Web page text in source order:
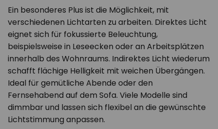
Ein besonderes Plus ist die Möglichkeit, mit
verschiedenen Lichtarten zu arbeiten. Direktes Licht
eignet sich für fokussierte Beleuchtung,
beispielsweise in Leseecken oder an Arbeitsplätzen
innerhalb des Wohnraums. Indirektes Licht wiederum
schafft flächige Helligkeit mit weichen Übergängen.
Ideal für gemütliche Abende oder den
Fernsehabend auf dem Sofa. Viele Modelle sind
dimmbar und lassen sich flexibel an die gewünschte
Lichtstimmung anpassen.